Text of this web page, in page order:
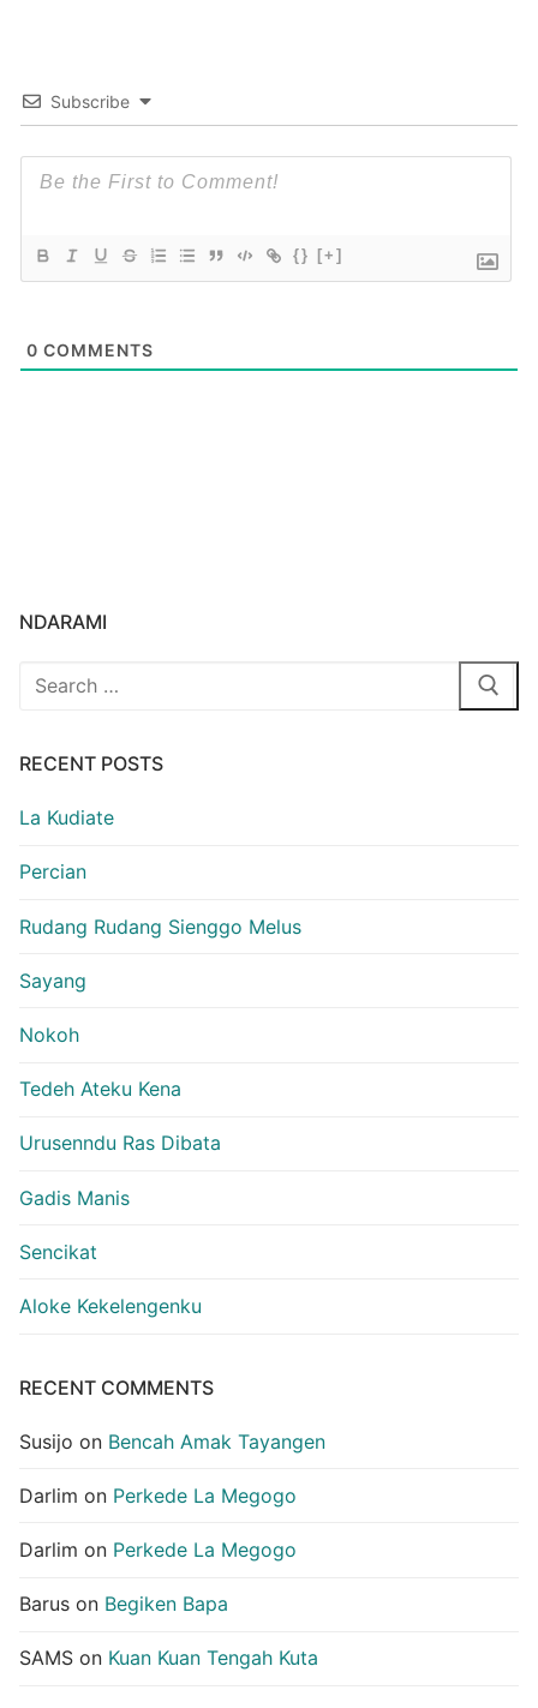
Subscribe
{} [+]
0 COMMENTS
NDARAMI
Search
RECENT POSTS
La Kudiate
Percian
Rudang Rudang Sienggo Melus
Sayang
Nokoh
Tedeh Ateku Kena
Urusenndu Ras Dibata
Gadis Manis
Sencikat
Aloke Kekelengenku
RECENT COMMENTS
Susijo on Bencah Amak Tayangen
Darlim on Perkede La Megogo
Darlim on Perkede La Megogo
Barus on Begiken Bapa
SAMS on Kuan Kuan Tengah Kuta